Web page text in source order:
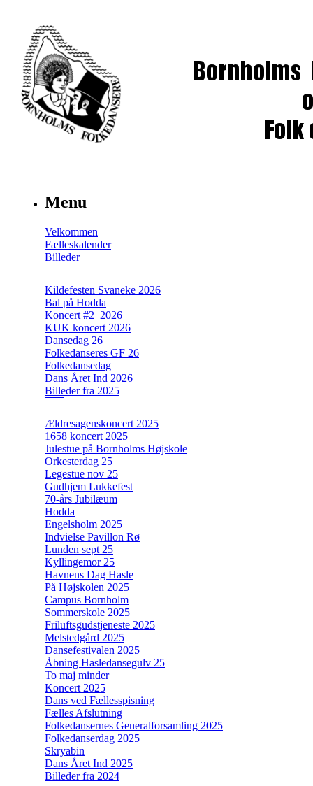
Menu
Velkommen
Fælleskalender
Billeder
Kildefesten Svaneke 2026
Bal på Hodda
Koncert #2_2026
KUK koncert 2026
Dansedag 26
Folkedanseres GF 26
Folkedansedag
Dans Året Ind 2026
Billeder fra 2025
Ældresagenskoncert 2025
1658 koncert 2025
Julestue på Bornholms Højskole
Orkesterdag 25
Legestue nov 25
Gudhjem Lukkefest
70-års Jubilæum
Hodda
Engelsholm 2025
Indvielse Pavillon Rø
Lunden sept 25
Kyllingemor 25
Havnens Dag Hasle
På Højskolen 2025
Campus Bornholm
Sommerskole 2025
Friluftsgudstjeneste 2025
Melstedgård 2025
Dansefestivalen 2025
Åbning Hasledansegulv 25
To maj minder
Koncert 2025
Dans ved Fællesspisning
Fælles Afslutning
Folkedansernes Generalforsamling 2025
Folkedanserdag 2025
Skryabin
Dans Året Ind 2025
Billeder fra 2024